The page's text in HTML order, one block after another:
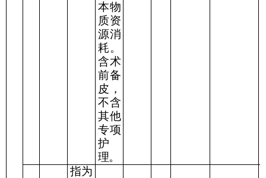
本物
质资
源消
耗。
含术
前备
皮，
不含
其他
专项
护
理。
指为